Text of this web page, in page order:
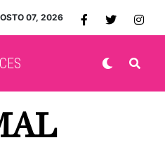
07, 2026